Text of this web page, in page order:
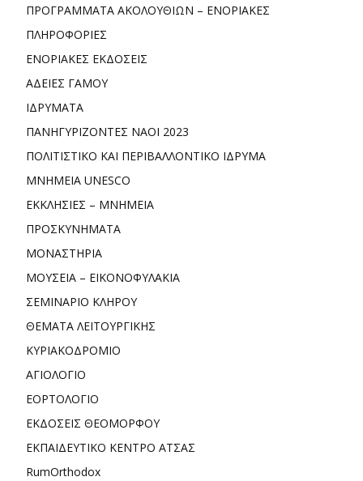
ΠΡΟΓΡΑΜΜΑΤΑ ΑΚΟΛΟΥΘΙΩΝ – ΕΝΟΡΙΑΚΕΣ
ΠΛΗΡΟΦΟΡΙΕΣ
ΕΝΟΡΙΑΚΕΣ ΕΚΔΟΣΕΙΣ
ΑΔΕΙΕΣ ΓΑΜΟΥ
ΙΔΡΥΜΑΤΑ
ΠΑΝΗΓΥΡΙΖΟΝΤΕΣ ΝΑΟΙ 2023
ΠΟΛΙΤΙΣΤΙΚΟ ΚΑΙ ΠΕΡΙΒΑΛΛΟΝΤΙΚΟ ΙΔΡΥΜΑ
ΜΝΗΜΕΙΑ UNESCO
ΕΚΚΛΗΣΙΕΣ – ΜΝΗΜΕΙΑ
ΠΡΟΣΚΥΝΗΜΑΤΑ
ΜΟΝΑΣΤΗΡΙΑ
ΜΟΥΣΕΙΑ – ΕΙΚΟΝΟΦΥΛΑΚΙΑ
ΣΕΜΙΝΑΡΙΟ ΚΛΗΡΟΥ
ΘΕΜΑΤΑ ΛΕΙΤΟΥΡΓΙΚΗΣ
ΚΥΡΙΑΚΟΔΡΟΜΙΟ
ΑΓΙΟΛΟΓΙΟ
ΕΟΡΤΟΛΟΓΙΟ
ΕΚΔΟΣΕΙΣ ΘΕΟΜΟΡΦΟΥ
ΕΚΠΑΙΔΕΥΤΙΚΟ ΚΕΝΤΡΟ ΑΤΣΑΣ
RumOrthodox